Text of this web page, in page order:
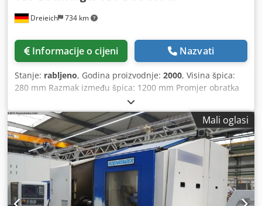
centra: MK 5 Potreban prostor: D x Š cca 4.300 x 1.525 mm
osi HEIDENHAIN - Centralno podmazivanje - Električno
zaključani zaštitni poklopac stezne glave - Sustav za
Trokrakna stezna glava T 250 mm, uključujući različite
stezne čeljusti - Pokrovna traka za vodilicu vretena, nosač
za strojnu krevet - Svjetlo za stroj - Multifix C + 3 komada
držača alata - Upute za rad - Električna shema - Brzi hod
uzdužne i poprečne sanjke Stanje: Mašina je u vrlo
dobrom tehničkom i optičkom stanju. Povratna tolerancija
na poprečnoj sanjki cca 0,2 mm i na gornjoj sanjki cca 0,15
mm Okruglost konusnog vretena cca 0,006 mm Geometrija
strojne kreveta: odstupanje cca 0,01 mm na cca 750 mm
dužine kreveta (izmjereno na ravnoj vodilici pomoću
pokazivača prema steznoj glavi) Slijedeći dijelovi su
Dreieich 734 km
Informacije o cijeni Nazvati
Stanje: rabljeno, Godina proizvodnje: 2000, Visina špica:
280 mm Razmak između špica: 1200 mm Promjer obratka
iznad postelja: 570 mm Promjer obratka iznad suporta: 365
mm Duljina tokarenja: 1000 mm Prihvat vretena DIN 55027
br. 8 Upravljanje: Sinumerik 810 D SIEMENS Širina
postelja: 360 mm Csdpfsx E Dn Aox Ab Usrf Provrt vretena:
62 mm Raspon brzina vrtnje: 3 - 2500 o/min Pomak: 5000
mm/min Brzi hod - uzduž/plan: 10 m/min Tričeljusna glava
promjer: 250 mm Brzomijenjajući držač SANDVIK Coromant
Capto Pogon glavnog vretena: 25 kW Konus prihvata u
pinoli konjića: MK 5 Promjer pinole: 100 mm Hod pinole:
Mali oglasi